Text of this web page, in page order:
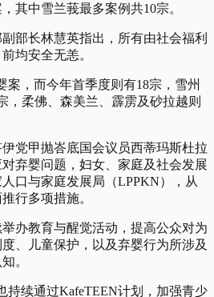
其中雪兰莪最多案例共10宗。
部长林慧英指出，所有由社会福利
均安全无恙。
案，而今年首季度则有18宗，雪州
，柔佛、森美兰、霹雳及砂拉越则
党甲抛峇底国会议员西蒂玛斯杜拉
弃婴问题，妇女、家庭及社会发展
口与家庭发展局（LPPKN），从
行多项措施。
办教育与醒觉活动，提高公众对为
、儿童保护，以及弃婴行为所涉及
。
持续通过KafeTEEN计划，加强青少